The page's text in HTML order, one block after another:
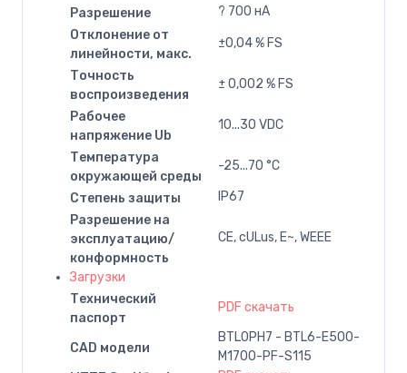
Разрешение
? 700 нA
Отклонение от
линейности, макс.
±0,04 % FS
Точность
воспроизведения
± 0,002 % FS
Рабочее
напряжение Ub
10...30 VDC
Температура
окружающей среды
-25...70 °C
Степень защиты
IP67
Разрешение на
эксплуатацию/
конформность
CE, cULus, E~, WEEE
Загрузки
Технический
паспорт
PDF скачать
CAD модели
BTL0PH7 - BTL6-E500-
M1700-PF-S115